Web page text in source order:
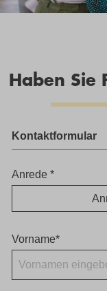
Haben Sie
Kontaktformular
Anrede *
Vorname*